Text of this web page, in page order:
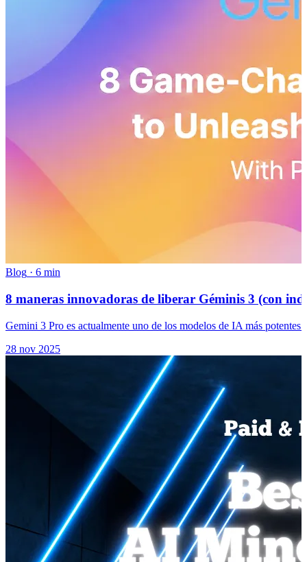
Blog · 6 min
8 maneras innovadoras de liberar Géminis 3 (con
Gemini 3 Pro es actualmente uno de los modelos de IA más
28 nov 2025